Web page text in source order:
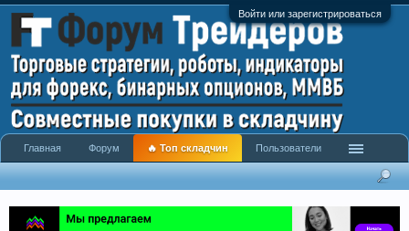
Войти или зарегистрироваться
Главная Форум 🔥 Топ складчин Пользователи